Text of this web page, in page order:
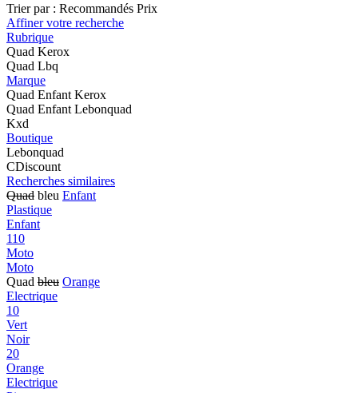
Trier par : Recommandés Prix
Affiner votre recherche
Rubrique
Quad Kerox
Quad Lbq
Marque
Quad Enfant Kerox
Quad Enfant Lebonquad
Kxd
Boutique
Lebonquad
CDiscount
Recherches similaires
Quad bleu Enfant
Plastique
Enfant
110
Moto
Moto
Quad bleu Orange
Electrique
10
Vert
Noir
20
Orange
Electrique